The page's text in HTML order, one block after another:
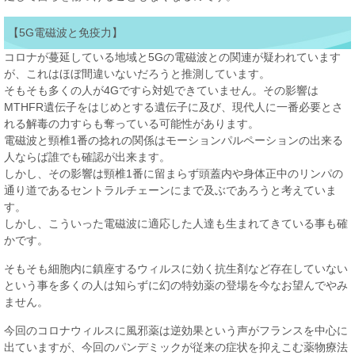
【5G電磁波と免疫力】
コロナが蔓延している地域と5Gの電磁波との関連が疑われています
が、これはほぼ間違いないだろうと推測しています。
そもそも多くの人が4Gですら対処できていません。その影響は
MTHFR遺伝子をはじめとする遺伝子に及び、現代人に一番必要とさ
れる解毒の力すらも奪っている可能性があります。
電磁波と頸椎1番の捻れの関係はモーションパルペーションの出来る
人ならば誰でも確認が出来ます。
しかし、その影響は頸椎1番に留まらず頭蓋内や身体正中のリンパの
通り道であるセントラルチェーンにまで及ぶであろうと考えていま
す。
しかし、こういった電磁波に適応した人達も生まれてきている事も確
かです。
そもそも細胞内に鎮座するウィルスに効く抗生剤など存在していない
という事を多くの人は知らずに幻の特効薬の登場を今なお望んでやみ
ません。
今回のコロナウィルスに風邪薬は逆効果という声がフランスを中心に
出ていますが、今回のパンデミックが従来の症状を抑えこむ薬物療法